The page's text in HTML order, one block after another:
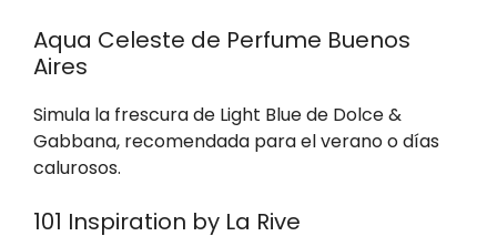
Aqua Celeste de Perfume Buenos
Aires
Simula la frescura de Light Blue de Dolce &
Gabbana, recomendada para el verano o días
calurosos.
101 Inspiration by La Rive